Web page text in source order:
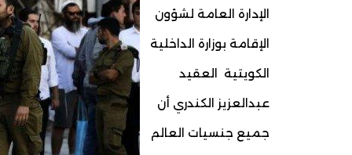
الإدارة العامة لشؤون
الإقامة بوزارة الداخلية
الكويتية العقيد
عبدالعزيز الكندري أن
جميع جنسيات العالم